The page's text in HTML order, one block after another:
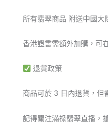
所有翡翠商品 附送中國大
香港證書需額外加購，可
退貨政策
商品可於 3 日內退貨，但
記得關注滿祿翡翠直播，